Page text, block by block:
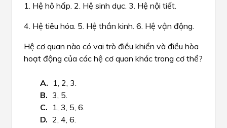
1. Hệ hô hấp. 2. Hệ sinh dục. 3. Hệ nội tiết.
4. Hệ tiêu hóa. 5. Hệ thần kinh. 6. Hệ vận động.
Hệ cơ quan nào có vai trò điều khiển và điều hòa
hoạt động của các hệ cơ quan khác trong cơ thể?​​
1, 2, 3.
3, 5.
1, 3, 5, 6.
2, 4, 6.